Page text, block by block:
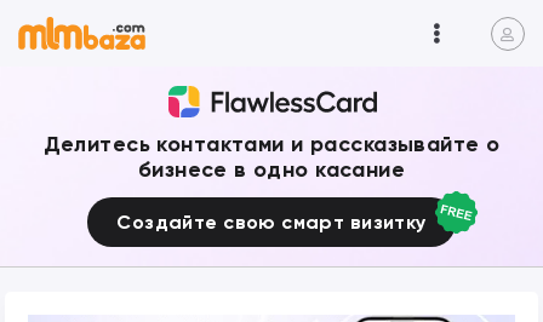
Делитесь контактами и рассказывайте о
бизнесе в одно касание
Создайте свою смарт визитку